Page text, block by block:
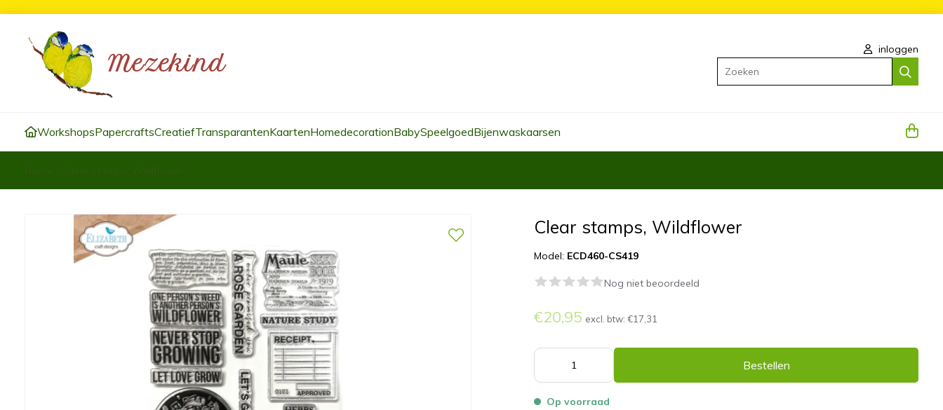
inloggen
Zoeken
WorkshopsPapercraftsCreatiefTransparantenKaartenHomedecorationBabySpeelgoedBijenwaskaarsen
Home Clear stamps, Wildflower
Clear stamps, Wildflower
Model: ECD460-CS419
Nog niet beoordeeld
€20,95 excl. btw:€17,31
Bestellen
Op voorraad